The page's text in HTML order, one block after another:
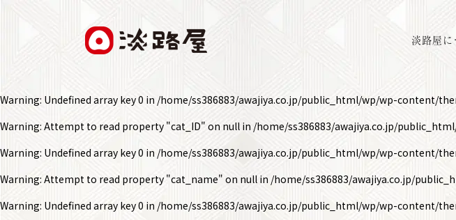
淡路屋に
Warning: Undefined array key 0 in /home/ss386883/awajiya.co.jp/public_html/wp/wp-content/
Warning: Attempt to read property "cat_ID" on null in /home/ss386883/awajiya.co.jp/
Warning: Undefined array key 0 in /home/ss386883/awajiya.co.jp/public_html/wp/wp-content/
Warning: Attempt to read property "cat_name" on null in /home/ss386883/awajiya.co.jp/
Warning: Undefined array key 0 in /home/ss386883/awajiya.co.jp/public_html/wp/wp-content/